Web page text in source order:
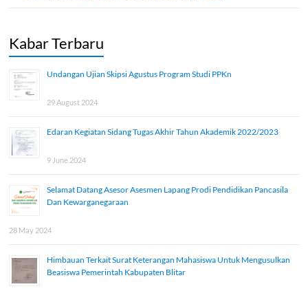
Kabar Terbaru
Undangan Ujian Skipsi Agustus Program Studi PPKn
29 August 2024
Edaran Kegiatan Sidang Tugas Akhir Tahun Akademik 2022/2023
9 June 2024
Selamat Datang Asesor Asesmen Lapang Prodi Pendidikan Pancasila
Dan Kewarganegaraan
28 May 2024
Himbauan Terkait Surat Keterangan Mahasiswa Untuk Mengusulkan
Beasiswa Pemerintah Kabupaten Blitar